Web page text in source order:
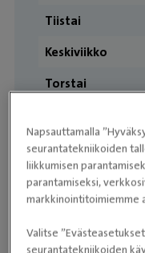
Tiistai
Keskiviikko
Torstai
Lauantai
Sunnuntai
Asiakkaiden
Napsauttamalla
seurantatekniikoiden
liikkumisen
parantamiseksi,
markkinointitoimiemme
Valitse
seurantatekniikoiden